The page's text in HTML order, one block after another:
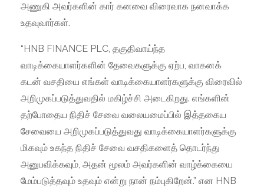
அணுகி அவர்களின் கார் கனவை விரைவாக நனவாக்க
உதவுவார்கள்.
“HNB FINANCE PLC, தகுதிவாய்ந்த
வாடிக்கையாளர்களின் தேவைகளுக்கு ஏற்ப, வாகனக்
கடன் வசதியை எங்கள் வாடிக்கையாளர்களுக்கு விரைவில்
அறிமுகப்படுத்துவதில் மகிழ்ச்சி அடைகிறது. எங்களின்
தற்போதைய நிதிச் சேவை வலையமைப்பில் இத்தகைய
சேவையை அறிமுகப்படுத்துவது வாடிக்கையாளர்களுக்கு
மிகவும் உகந்த நிதிச் சேவை வசதிகளைத் தொடர்ந்து
அனுபவிக்கவும், அதன் மூலம் அவர்களின் வாழ்க்கையை
மேம்படுத்தவும் உதவும் என்று நான் நம்புகிறேன்.” என HNB